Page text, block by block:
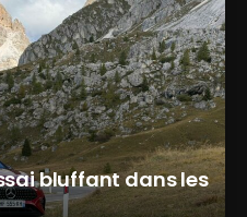
bluffant dans les